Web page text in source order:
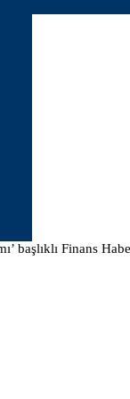
başlıklı Finans